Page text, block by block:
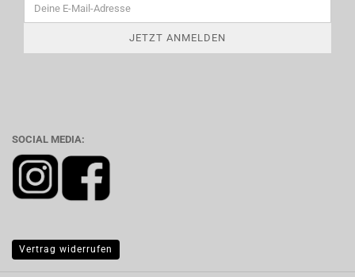
SOCIAL MEDIA:
Vertrag widerrufen